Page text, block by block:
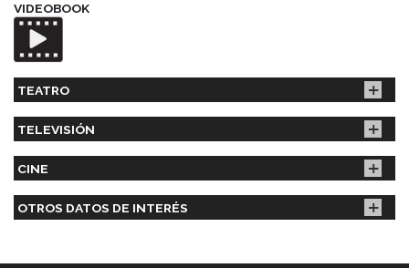
VIDEOBOOK
TEATRO
TELEVISIÓN
CINE
OTROS DATOS DE INTERÉS